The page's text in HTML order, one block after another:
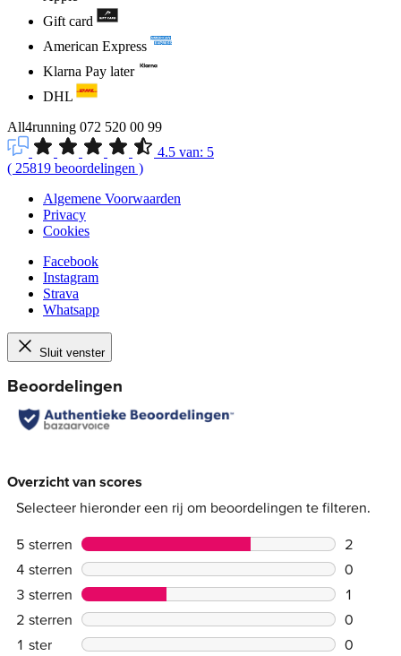
Gift card
American Express
Klarna Pay later
DHL
All4running 072 520 00 99
4.5 van: 5
( 25819 beoordelingen )
Algemene Voorwaarden
Privacy
Cookies
Facebook
Instagram
Strava
Whatsapp
Sluit venster